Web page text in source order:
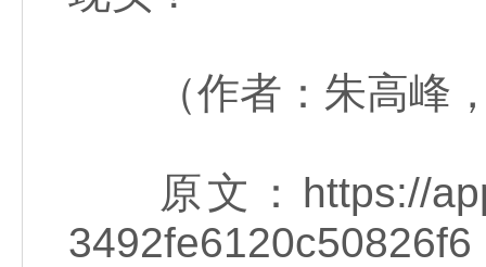
（作者：朱高峰，
原文：https://
3492fe6120c50826f6